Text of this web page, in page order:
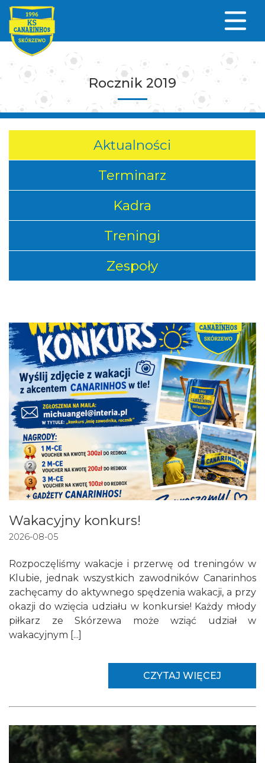
Rocznik 2019
Aktualności
Terminarz
Kadra
Treningi
Zespoły
Wakacyjny konkurs!
2026-08-05
Rozpoczęliśmy wakacje i przerwę od treningów w
Klubie, jednak wszystkich zawodników Canarinhos
zachęcamy do aktywnego spędzenia wakacji, a przy
okazji do wzięcia udziału w konkursie! Każdy młody
piłkarz ze Skórzewa może wziąć udział w
wakacyjnym [...]
CZYTAJ WIĘCEJ